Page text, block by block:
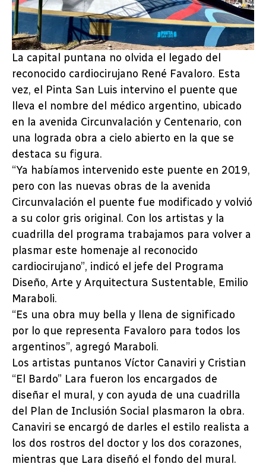
La capital puntana no olvida el legado del
reconocido cardiocirujano René Favaloro. Esta
vez, el Pinta San Luis intervino el puente que
lleva el nombre del médico argentino, ubicado
en la avenida Circunvalación y Centenario, con
una lograda obra a cielo abierto en la que se
destaca su figura.
“Ya habíamos intervenido este puente en 2019,
pero con las nuevas obras de la avenida
Circunvalación el puente fue modificado y volvió
a su color gris original. Con los artistas y la
cuadrilla del programa trabajamos para volver a
plasmar este homenaje al reconocido
cardiocirujano”, indicó el jefe del Programa
Diseño, Arte y Arquitectura Sustentable, Emilio
Maraboli.
“Es una obra muy bella y llena de significado
por lo que representa Favaloro para todos los
argentinos”, agregó Maraboli.
Los artistas puntanos Víctor Canaviri y Cristian
“El Bardo” Lara fueron los encargados de
diseñar el mural, y con ayuda de una cuadrilla
del Plan de Inclusión Social plasmaron la obra.
Canaviri se encargó de darles el estilo realista a
los dos rostros del doctor y los dos corazones,
mientras que Lara diseñó el fondo del mural.